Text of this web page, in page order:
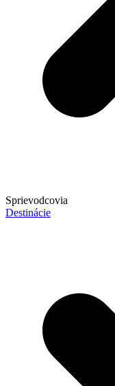
Sprievodcovia
Destinácie